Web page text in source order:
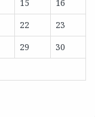
15
16
22
23
29
30